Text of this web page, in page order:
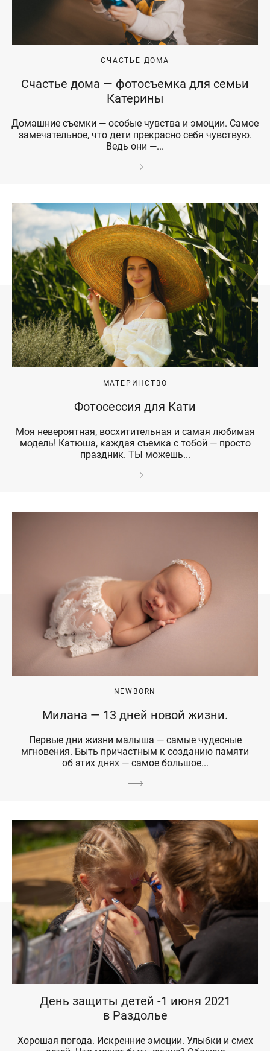
СЧАСТЬЕ ДОМА
Счастье дома — фотосъемка для семьи
Катерины
Домашние съемки — особые чувства и эмоции. Самое
замечательное, что дети прекрасно себя чувствую.
Ведь они —...
МАТЕРИНСТВО
Фотосессия для Кати
Моя невероятная, восхитительная и самая любимая
модель! Катюша, каждая съемка с тобой — просто
праздник. ТЫ можешь...
NEWBORN
Милана — 13 дней новой жизни.
Первые дни жизни малыша — самые чудесные
мгновения. Быть причастным к созданию памяти
об этих днях — самое большое...
День защиты детей -1 июня 2021
в Раздолье
Хорошая погода. Искренние эмоции. Улыбки и смех